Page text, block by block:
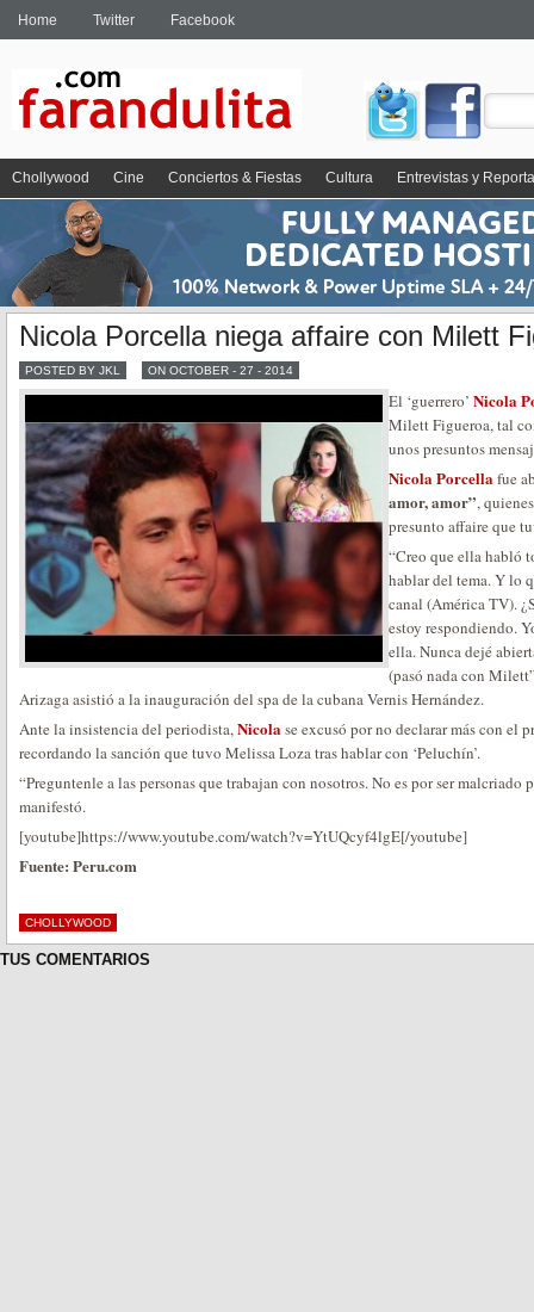
Home Twitter Facebook
Chollywood Cine Conciertos & Fiestas Cultura Entrevistas y
Nicola Porcella niega affaire con Milett
POSTED BY JKL ON OCTOBER - 27 - 2014
El ‘guerrero’ Nicola
Milett Figueroa, tal
unos presuntos
Nicola Porcellafue
amor, amor”,
presunto affaire que
“Creo que ella habló
hablar del tema. Y lo
canal (América TV).
estoy respondiendo.
ella. Nunca dejé
(pasó nada con
Arizaga asistió a la inauguración del spa de la cubana Vernis Hernández.
Ante la insistencia del periodista,Nicolase excusó por no declarar más con el
recordando la sanción que tuvo Melissa Loza tras hablar con ‘Peluchín’.
“Preguntenle a las personas que trabajan con nosotros. No es por ser malcriado
manifestó.
[youtube]https://www.youtube.com/watch?v=YtUQcyf4lgE[/youtube]
Fuente: Peru.com
CHOLLYWOOD
TUS COMENTARIOS